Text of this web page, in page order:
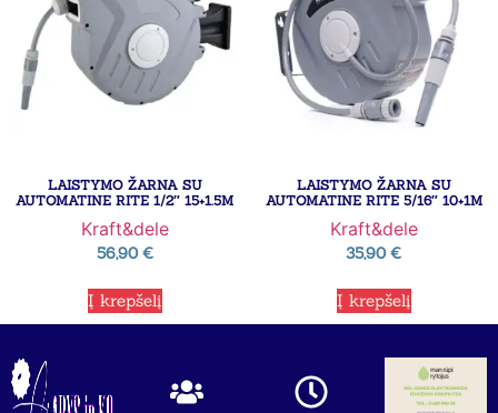
LAISTYMO ŽARNA SU
AUTOMATINE RITE 1/2″ 15+1.5M
Kraft&dele
56,90€
Į krepšelį
LAISTYMO ŽARNA SU
AUTOMATINE RITE 5/16″ 10+1M
Kraft&dele
35,90€
Į krepšelį